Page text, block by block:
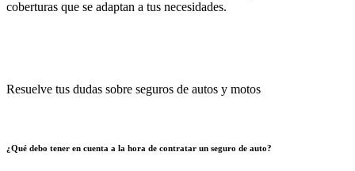
coberturas que se adaptan a tus necesidades.
Resuelve tus dudas sobre seguros de autos y motos
¿Qué debo tener en cuenta a la hora de contratar un seguro de auto?